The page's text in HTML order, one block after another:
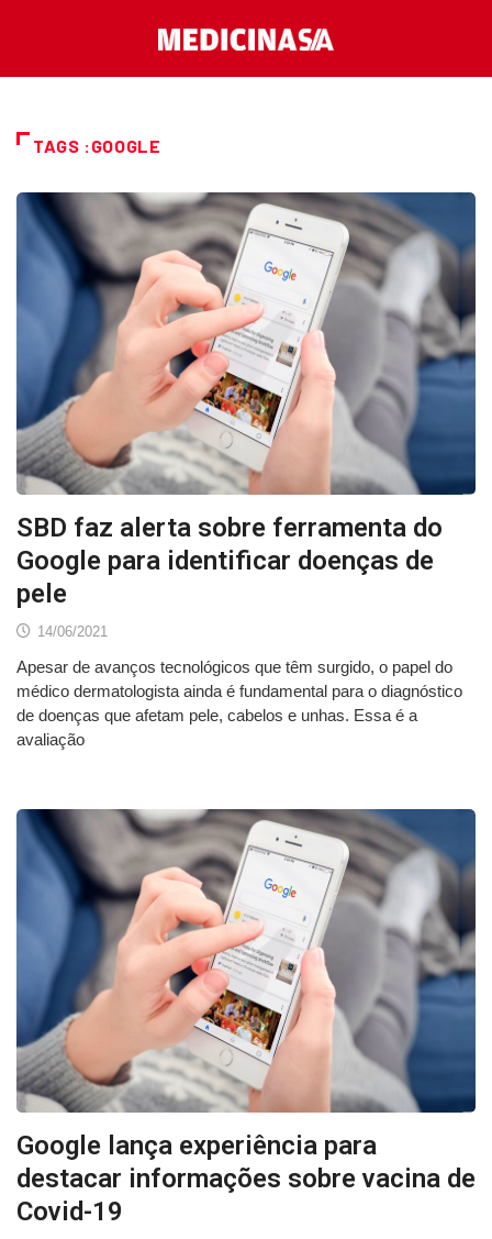
TAGS :GOOGLE
SBD faz alerta sobre ferramenta do
Google para identificar doenças de
pele
14/06/2021
Apesar de avanços tecnológicos que têm surgido, o papel do
médico dermatologista ainda é fundamental para o diagnóstico
de doenças que afetam pele, cabelos e unhas. Essa é a
avaliação
Google lança experiência para
destacar informações sobre vacina de
Covid-19